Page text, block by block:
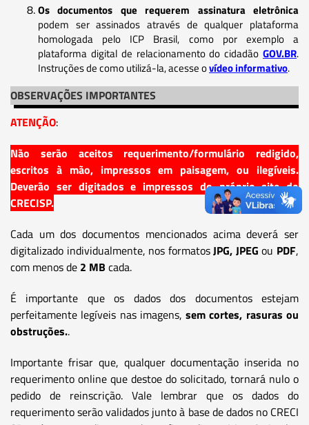
Os documentos que requerem assinatura eletrônica
podem ser assinados através de qualquer plataforma
homologada pelo ICP Brasil, como por exemplo a
plataforma digital de relacionamento do cidadão GOV.BR.
Instruções de como utilizá-la, acesse ovídeo informativo.
OBSERVAÇÕES IMPORTANTES
ATENÇÃO:
Não serão aceitos requerimento/formulário redigido,
escritos à mão, impressos em paisagem, ou ilegíveis.
Deverão ser digitados e impressos do próprio site do
CRECISP.
Cada um dos documentos mencionados acima deverá ser
digitalizado individualmente, nos formatosJPG, JPEG ou PDF,
com menos de 2 MB cada.
É importante que os dados dos documentos estejam
perfeitamente legíveis nas imagens,sem cortes, rasuras ou
obstruções..
Importante frisar que, qualquer documentação inserida no
requerimento online que destoe do solicitado, tornará nulo o
pedido de reinscrição. Vale lembrar que os dados do
requerimento serão validados junto à base de dados no CRECI